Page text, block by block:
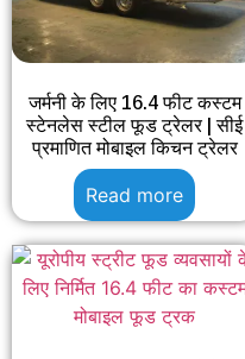
जर्मनी के लिए 16.4 फीट कस्टम
स्टेनलेस स्टील फूड ट्रेलर | सीई
प्रमाणित मोबाइल किचन ट्रेलर
Read more